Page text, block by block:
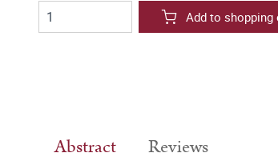
Add to shopping
Abstract Reviews